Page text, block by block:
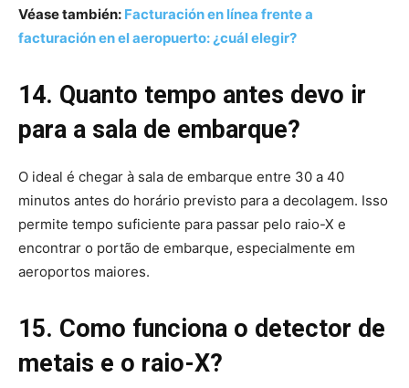
Véase también: Facturación en línea frente a
facturación en el aeropuerto: ¿cuál elegir?
14. Quanto tempo antes devo ir
para a sala de embarque?
O ideal é chegar à sala de embarque entre 30 a 40
minutos antes do horário previsto para a decolagem. Isso
permite tempo suficiente para passar pelo raio-X e
encontrar o portão de embarque, especialmente em
aeroportos maiores.
15. Como funciona o detector de
metais e o raio-X?